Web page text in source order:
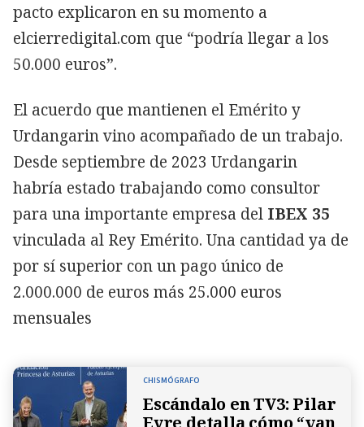
pacto explicaron en su momento a
elcierredigital.com que “podría llegar a los
50.000 euros”.
El acuerdo que mantienen el Emérito y
Urdangarin vino acompañado de un trabajo.
Desde septiembre de 2023 Urdangarin
habría estado trabajando como consultor
para una importante empresa del IBEX 35
vinculada al Rey Emérito. Una cantidad ya de
por sí superior con un pago único de
2.000.000 de euros más 25.000 euros
mensuales
CHISMÓGRAFO
Escándalo en TV3: Pilar
Eyre detalla cómo “van